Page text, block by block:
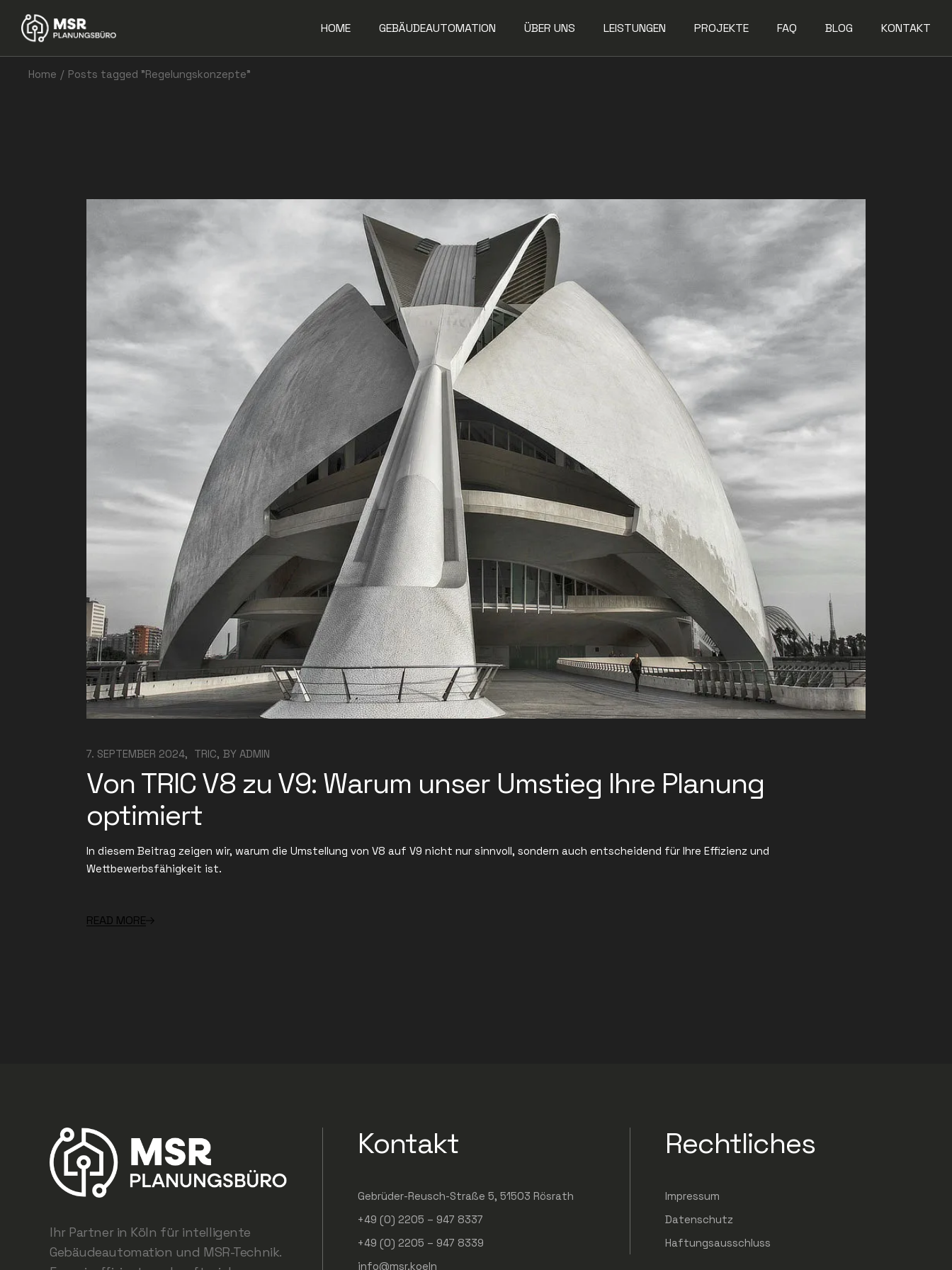
content
HOME GEBÄUDEAUTOMATION ÜBER UNS LEISTUNGEN PROJEKTE FAQ BLOG KONTAKT
Home Posts tagged "Regelungskonzepte"
7. SEPTEMBER 2024 TRIC BY ADMIN
Von TRIC V8 zu V9: Warum unser Umstieg Ihre Planung
optimiert
In diesem Beitrag zeigen wir, warum die Umstellung von V8 auf V9 nicht nur sinnvoll, sondern auch entscheidend für Ihre Effizienz und
Wettbewerbsfähigkeit ist.
READ MORE
Ihr Partner in Köln für intelligente
Gebäudeautomation und MSR-Technik.
Kontakt
Gebrüder-Reusch-Straße 5, 51503 Rösrath
+49 (0) 2205 – 947 8337
+49 (0) 2205 – 947 8339
info@msr.koeln
Rechtliches
Impressum
Datenschutz
Haftungsausschluss